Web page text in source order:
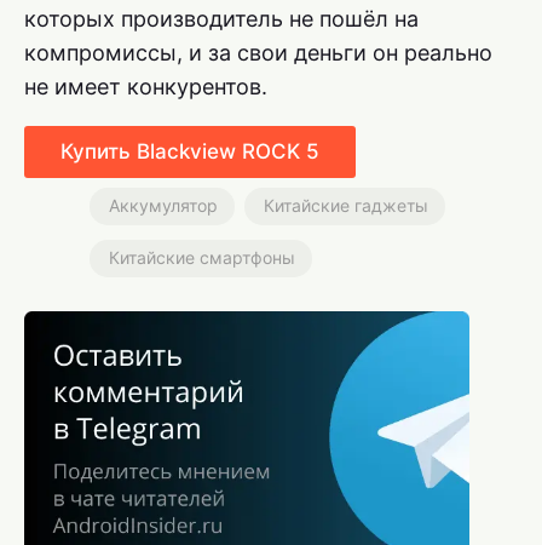
которых производитель не пошёл на
компромиссы, и за свои деньги он реально
не имеет конкурентов.
Купить Blackview ROCK 5
Аккумулятор Китайские гаджеты
Китайские смартфоны